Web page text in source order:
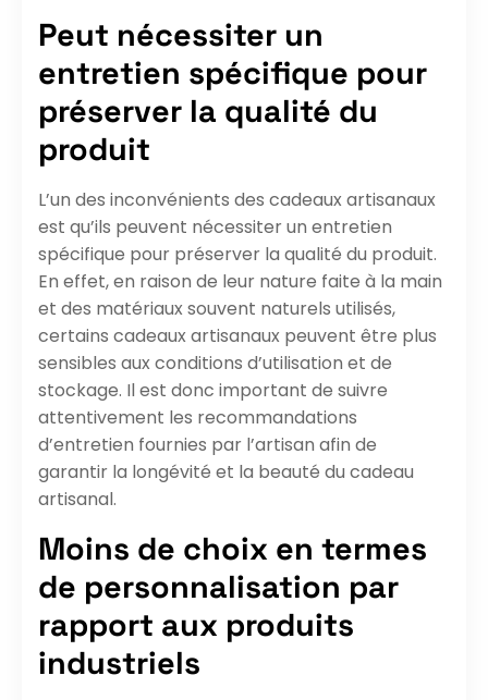
Peut nécessiter un
entretien spécifique pour
préserver la qualité du
produit
L’un des inconvénients des cadeaux artisanaux
est qu’ils peuvent nécessiter un entretien
spécifique pour préserver la qualité du produit.
En effet, en raison de leur nature faite à la main
et des matériaux souvent naturels utilisés,
certains cadeaux artisanaux peuvent être plus
sensibles aux conditions d’utilisation et de
stockage. Il est donc important de suivre
attentivement les recommandations
d’entretien fournies par l’artisan afin de
garantir la longévité et la beauté du cadeau
artisanal.
Moins de choix en termes
de personnalisation par
rapport aux produits
industriels